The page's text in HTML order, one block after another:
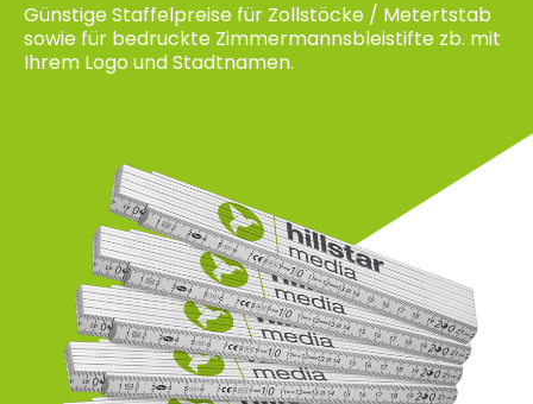
Günstige Staffelpreise für Zollstöcke / Metertstab
sowie für bedruckte Zimmermannsbleistifte zb. mit
Ihrem Logo und Stadtnamen.